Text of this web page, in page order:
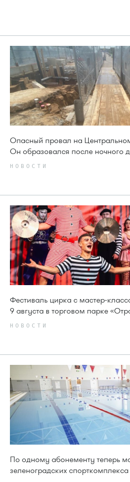
Опасный провал на
Он образовался после ночного
НОВОСТИ
Фестиваль цирка с мастер-
9 августа в торговом парке
НОВОСТИ
По одному абонементу теперь
зеленоградских спорткомплекса